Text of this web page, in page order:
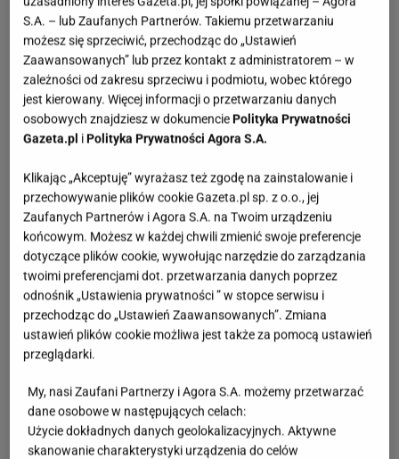
S.A. – lub Zaufanych Partnerów. Takiemu przetwarzaniu
możesz się sprzeciwić, przechodząc do „Ustawień
Zaawansowanych” lub przez kontakt z administratorem – w
zależności od zakresu sprzeciwu i podmiotu, wobec którego
jest kierowany. Więcej informacji o przetwarzaniu danych
osobowych znajdziesz w dokumenciePolityka Prywatności
Gazeta.pl iPolityka Prywatności Agora S.A.
Klikając „Akceptuję” wyrażasz też zgodę na zainstalowanie i
przechowywanie plików cookie Gazeta.pl sp. z o.o., jej
Zaufanych Partnerów i Agora S.A. na Twoim urządzeniu
końcowym. Możesz w każdej chwili zmienić swoje preferencje
dotyczące plików cookie, wywołując narzędzie do zarządzania
twoimi preferencjami dot. przetwarzania danych poprzez
odnośnik „Ustawienia prywatności ” w stopce serwisu i
przechodząc do „Ustawień Zaawansowanych”. Zmiana
ustawień plików cookie możliwa jest także za pomocą ustawień
przeglądarki.
My, nasi Zaufani Partnerzy i Agora S.A. możemy przetwarzać
dane osobowe w następujących celach:
Użycie dokładnych danych geolokalizacyjnych. Aktywne
skanowanie charakterystyki urządzenia do celów